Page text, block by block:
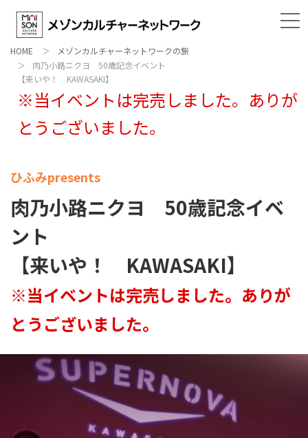
HOME
メゾンカルチャーネットワークの旅
肉乃小路ニクヨ 50歳記念イベント
【来いや！ KAWASAKI】
※当イベントは完売しました。ありが
とうございました。
ひふみpresents
肉乃小路ニクヨ 50歳記念イベ
ント
【来いや！ KAWASAKI】
※当イベントは完売しました。ありが
とうございました。